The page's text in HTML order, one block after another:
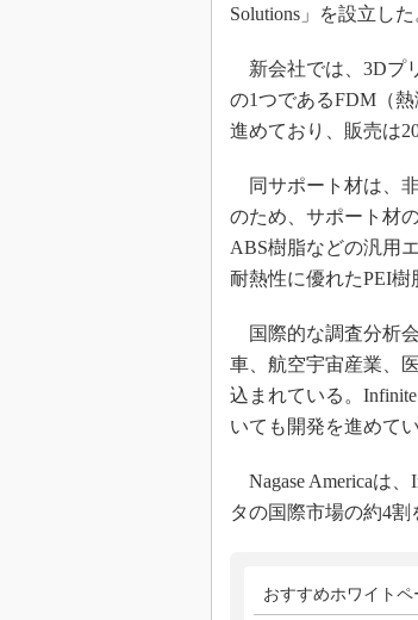
Solutions」を設立した
新会社では、3Dプ
の1つであるFDM（
進めており、販売は
同サポート材は、
のため、サポート材
ABS樹脂などの汎用
耐熱性に優れたPEI樹
国際的な調査分析
車、航空宇宙産業、
込まれている。
いても開発を進めてい
Nagase Americaは
タの国際市場の約4割
おすすめホワイトペ